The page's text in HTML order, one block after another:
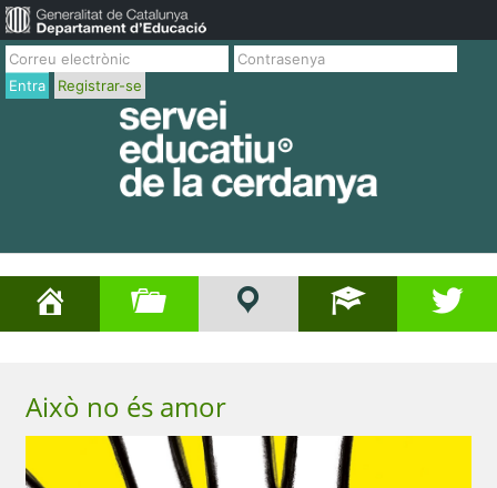
Entra Registrar-se
Això no és amor